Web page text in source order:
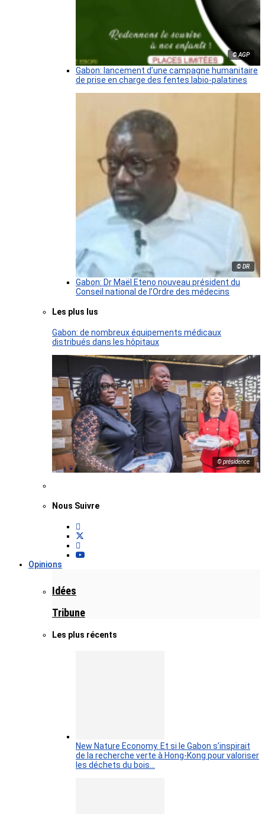
© AGP
Gabon: lancement d’une campagne humanitaire
de prise en charge des fentes labio-palatines
© DR
Gabon: Dr Maël Eteno nouveau président du
Conseil national de l’Ordre des médecins
Les plus lus
Gabon: de nombreux équipements médicaux
distribués dans les hôpitaux
© présidence
Nous Suivre
Opinions
Idées
Tribune
Les plus récents
New Nature Economy. Et si le Gabon s’inspirait
de la recherche verte à Hong-Kong pour valoriser
les déchets du bois…